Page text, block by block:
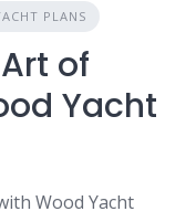
PLANS
of
Yacht
Wood Yacht